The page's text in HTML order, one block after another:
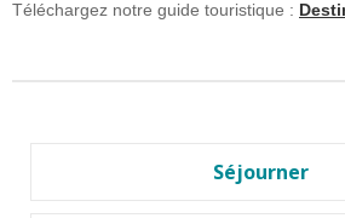
Téléchargez notre guide touristique :
Séjourner